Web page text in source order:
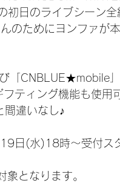
日のライブシーン全
のためにヨンファが
「CNBLUE★mobile
ティング機能も使用
間違いなし♪
日(水)18時～受付ス
となります。